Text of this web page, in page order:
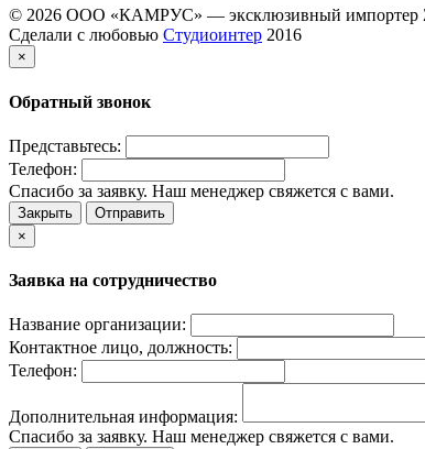
© 2026 ООО «КАМРУС» — эксклюзивный импортер
Сделали с любовью Студиоинтер 2016
×
Обратный звонок
Представьтесь:
Телефон:
Спасибо за заявку. Наш менеджер свяжется с вами.
Закрыть
Отправить
×
Заявка на сотрудничество
Название организации:
Контактное лицо, должность:
Телефон:
Дополнительная информация:
Спасибо за заявку. Наш менеджер свяжется с вами.